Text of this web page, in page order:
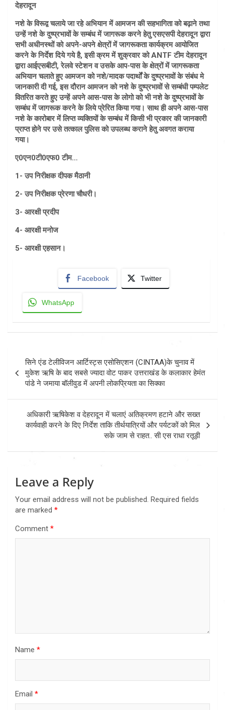
देहरादून
नशे के विरूद्व चलाये जा रहे अभियान में आमजन की सहभागिता को बढ़ाने तथा
उन्हें नशे के दुष्प्रभावों के सम्बंध में जागरूक करने हेतु एसएसपी देहरादून द्वारा
सभी अधीनस्थों को अपने-अपने क्षेत्रों में जागरूकता कार्यक्रम आयोजित
करने के निर्देश दिये गये है, इसी क्रम में शुक्रवार को ANTF टीम देहरादून
द्वारा आईएसबीटी, रेलवे स्टेशन व उसके आप-पास के क्षेत्रों में जागरूकता
अभियान चलाते हुए आमजन को नशे/मादक पदार्थों के दुष्प्रभावों के संबंध मे
जानकारी दी गई, इस दौरान आमजन को नशे के दुष्प्रभावों से सम्बंधी पम्पलेट
वितरित करते हुए उन्हें अपने आस-पास के लोगो को भी नशे के दुष्प्रभावों के
सम्बंध में जागरूक करने के लिये प्रेरित किया गया। साथ ही अपने आस-पास
नशे के कारोबार में लिप्त व्यक्तियों के सम्बंध में किसी भी प्रकार की जानकारी
प्राप्त होने पर उसे तत्काल पुलिस को उपलब्ध कराने हेतु अवगत कराया
गया।
ए0एन0टी0एफ0 टीम…
1- उप निरीक्षक दीपक मैठानी
2- उप निरीक्षक प्रेरणा चौधरी।
3- आरक्षी प्रदीप
4- आरक्षी मनोज
5- आरक्षी एहसान।
Facebook Twitter
WhatsApp
Post
navigation
सिने एंड टेलीविजन आर्टिस्ट्स एसोसिएशन (CINTAA)के चुनाव में
मुकेश ऋषि के बाद सबसे ज्यादा वोट पाकर उत्तराखंड के कलाकार हेमंत
पांडे ने जमाया बॉलीवुड में अपनी लोकप्रियता का सिक्का
अधिकारी ऋषिकेश व देहरादून में चलाएं अतिक्रमण हटाने और सख्त
कार्यवाही करने के दिए निर्देश ताकि तीर्थयात्रियों और पर्यटकों को मिल
सके जाम से राहत.. सी एस राधा रतूड़ी
Leave a Reply
Your email address will not be published. Required fields
are marked *
Comment *
Name *
Email *